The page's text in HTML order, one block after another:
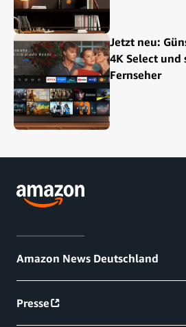
Jetzt neu:
4K Select und
Fernseher
Amazon News Deutschland
Presse